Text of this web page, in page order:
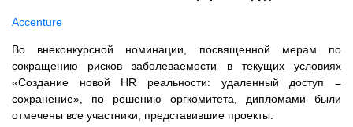
Accenture
Во внеконкурсной номинации, посвященной мерам по
сокращению рисков заболеваемости в текущих условиях
«Создание новой HR реальности: удаленный доступ =
сохранение», по решению оргкомитета, дипломами были
отмечены все участники, представившие проекты: